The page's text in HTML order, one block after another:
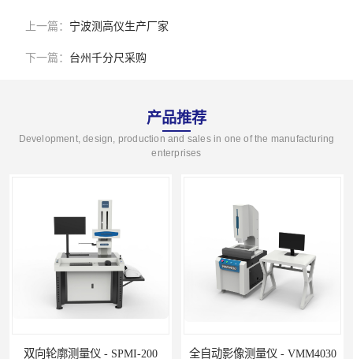
上一篇： 宁波测高仪生产厂家
下一篇： 台州千分尺采购
产品推荐
Development, design, production and sales in one of the manufacturing
enterprises
双向轮廓测量仪 - SPMI-200 全自动影像测量仪 - VMM4030